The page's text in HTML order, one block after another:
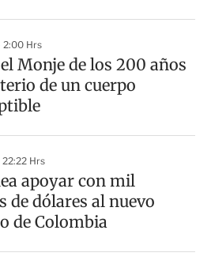
2:00 Hrs
Monje de los 200 años
de un cuerpo
Hrs
apoyar con mil
de dólares al nuevo
de Colombia